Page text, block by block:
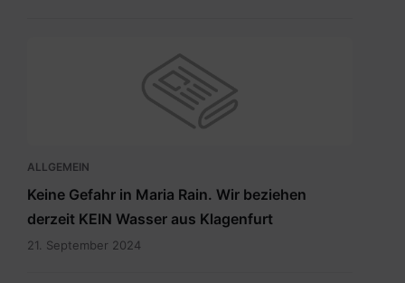
ALLGEMEIN
Keine Gefahr in Maria Rain. Wir beziehen
derzeit KEIN Wasser aus Klagenfurt
21. September 2024